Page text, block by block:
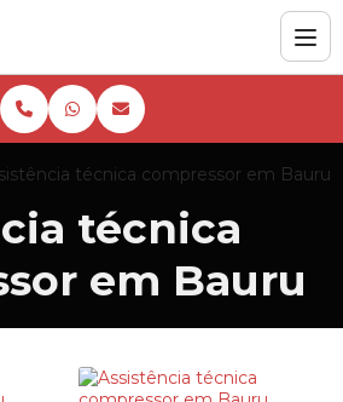
técnica compressor em Bauru
técnica
em Bauru